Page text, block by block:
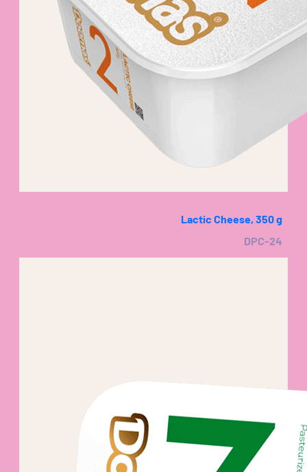
Lactic Cheese, 350 g
DPC-24